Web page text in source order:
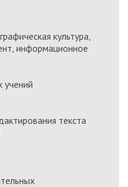
культура,
информационное
учений
текста